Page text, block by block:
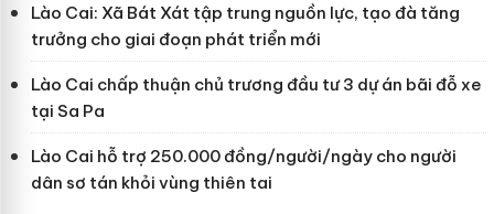
Lào Cai: Xã Bát Xát tập trung nguồn lực, tạo đà tăng
trưởng cho giai đoạn phát triển mới
Lào Cai chấp thuận chủ trương đầu tư 3 dự án bãi đỗ xe
tại Sa Pa
Lào Cai hỗ trợ 250.000 đồng/người/ngày cho người
dân sơ tán khỏi vùng thiên tai